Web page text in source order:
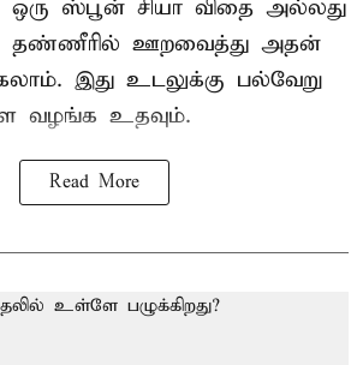
ஒரு ஸ்பூன் சியா விதை அல்லது
தண்ணீரில் ஊறவைத்து அதன்
இது உடலுக்கு பல்வேறு
வழங்க உதவும்.
Read More